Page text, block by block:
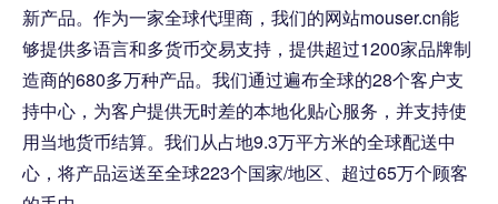
新产品。作为一家全球代理商，我们的网站mouser.cn能
够提供多语言和多货币交易支持，提供超过1200家品牌制
造商的680多万种产品。我们通过遍布全球的28个客户支
持中心，为客户提供无时差的本地化贴心服务，并支持使
用当地货币结算。我们从占地9.3万平方米的全球配送中
心，将产品运送至全球223个国家/地区、超过65万个顾客